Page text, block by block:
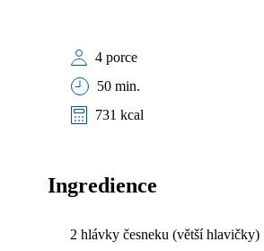
4 porce
50 min.
731 kcal
Ingredience
2 hlávky česneku (větší hlavičky)